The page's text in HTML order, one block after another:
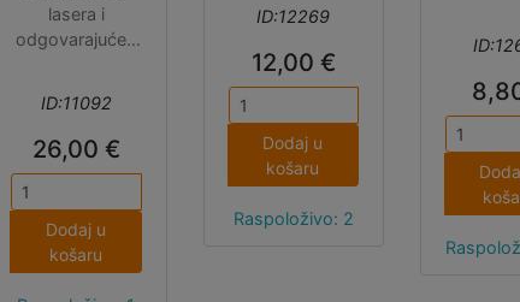
lasera i
odgovarajućeg
vremena
potrebnog da
se signal vrati
('Time of
Flight'). Pošto
koristi vrlo uski
ID:11092
26,00 €
Dodaj u
košaru
ID:12269
12,00 €
Dodaj u
košaru
Raspoloživo: 2
logika
V,